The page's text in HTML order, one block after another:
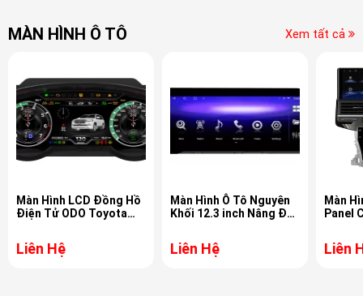
MÀN HÌNH Ô TÔ Xem tất cả
Màn Hình LCD Đồng Hồ
Điện Tử ODO Toyota
Liên Hệ
Màn Hình Ô Tô Nguyên
Khối 12.3 inch Nâng Đời
Liên Hệ
Màn
Panel
Liên